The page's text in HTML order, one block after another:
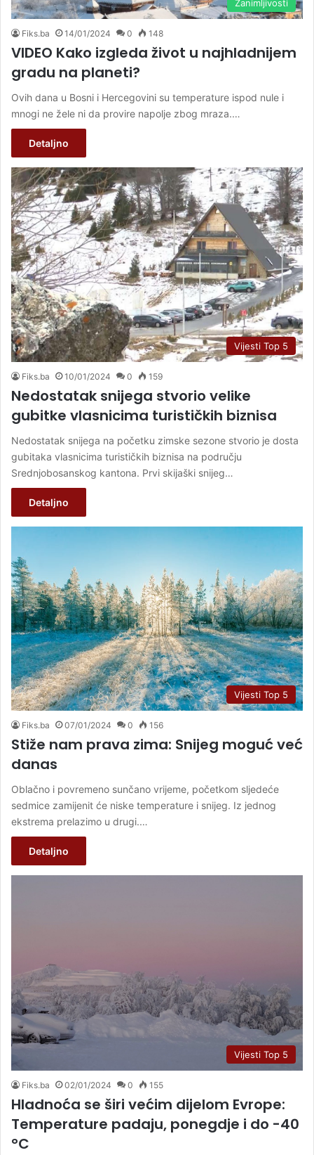
Zanimljivosti
Fiks.ba 14/01/2024 0 148
VIDEO Kako izgleda život u najhladnijem
gradu na planeti?
Ovih dana u Bosni i Hercegovini su temperature ispod nule i
mnogi ne žele ni da provire napolje zbog mraza.…
Detaljno
Vijesti Top 5
Fiks.ba 10/01/2024 0 159
Nedostatak snijega stvorio velike
gubitke vlasnicima turističkih biznisa
Nedostatak snijega na početku zimske sezone stvorio je dosta
gubitaka vlasnicima turističkih biznisa na području
Srednjobosanskog kantona. Prvi skijaški snijeg…
Detaljno
Vijesti Top 5
Fiks.ba 07/01/2024 0 156
Stiže nam prava zima: Snijeg moguć već
danas
Oblačno i povremeno sunčano vrijeme, početkom sljedeće
sedmice zamijenit će niske temperature i snijeg. Iz jednog
ekstrema prelazimo u drugi.…
Detaljno
Vijesti Top 5
Fiks.ba 02/01/2024 0 155
Hladnoća se širi većim dijelom Evrope:
Temperature padaju, ponegdje i do -40
°C